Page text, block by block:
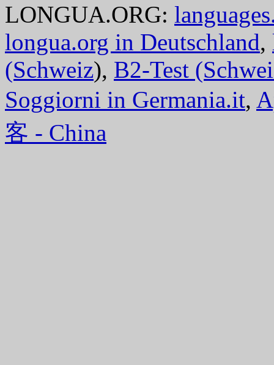
LONGUA.ORG:
longua.org in Deutschland,
(Schweiz), B2-Test
Soggiorni in Germania.it,
客 - China